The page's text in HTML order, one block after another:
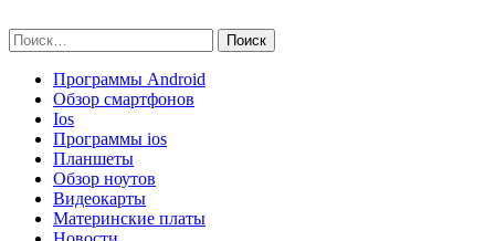
to
content
Найти:
Программы Android
Обзор смартфонов
Ios
Программы ios
Планшеты
Обзор ноутов
Видеокарты
Материнские платы